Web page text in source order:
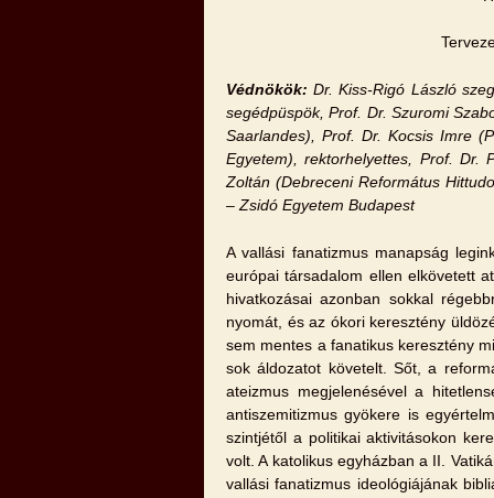
Védnökök:Dr. Kiss-Rigó László
segédpüspök, Prof. Dr. Szuromi
Saarlandes), Prof. Dr. Kocsis Imre
Egyetem), rektorhelyettes, Prof. Dr.
Zoltán (Debreceni Református
– Zsidó Egyetem Budapest
A vallási fanatizmus manapság
európai társadalom ellen elkövetett
hivatkozásai azonban sokkal
nyomát, és az ókori keresztény
sem mentes a fanatikus keresztény
sok áldozatot követelt. Sőt, a
ateizmus megjelenésével a
antiszemitizmus gyökere is
szintjétől a politikai aktivitásokon
volt. A katolikus egyházban a II.
vallási fanatizmus ideológiájának